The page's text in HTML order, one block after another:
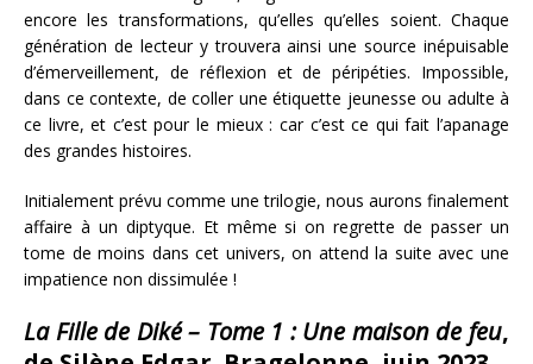
encore les transformations, qu’elles qu’elles soient. Chaque
génération de lecteur y trouvera ainsi une source inépuisable
d’émerveillement, de réflexion et de péripéties. Impossible,
dans ce contexte, de coller une étiquette jeunesse ou adulte à
ce livre, et c’est pour le mieux : car c’est ce qui fait l’apanage
des grandes histoires.
Initialement prévu comme une trilogie, nous aurons finalement
affaire à un diptyque. Et même si on regrette de passer un
tome de moins dans cet univers, on attend la suite avec une
impatience non dissimulée !
La Fille de Diké – Tome 1 : Une maison de feu,